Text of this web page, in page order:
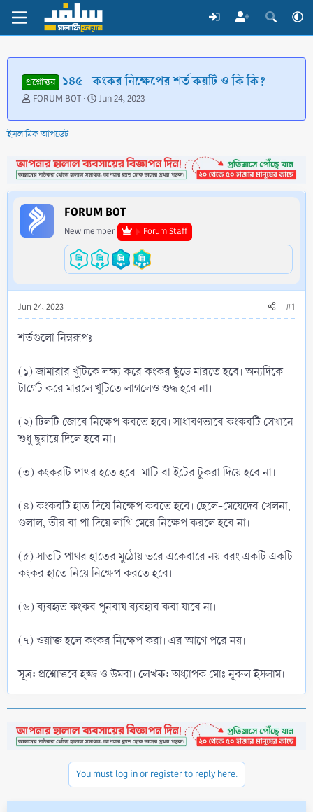
প্রশ্নোত্তর ১৪৫- কংকর নিক্ষেপের শর্ত কয়টি ও কি কি?
T
r
e
d
s
t
a
r
t
FORUM BOT
S
a
d
a
t
e
Jun 24, 2023
ইসলামিক আপডেট
FORUM BOT
New member Forum Staff
Jun 24, 2023 #1
শর্তগুলো নিম্নরূপঃ
(১) জামারার খুঁটিকে লক্ষ্য করে কংকর ছুঁড়ে মারতে হবে। অন্যদিকে
টার্গেট করে মারলে খুঁটিতে লাগলেও শুদ্ধ হবে না।
(২) ঢিলটি জোরে নিক্ষেপ করতে হবে। সাধারণভাবে কংকরটি সেখানে
শুধু ছুয়ায়ে দিলে হবে না।
(৩) কংকরটি পাথর হতে হবে। মাটি বা ইটের টুকরা দিয়ে হবে না।
(৪) কংকরটি হাত দিয়ে নিক্ষেপ করতে হবে। ছেলে-মেয়েদের খেলনা,
গুলাল, তীর বা পা দিয়ে লাথি মেরে নিক্ষেপ করলে হবে না।
(৫) সাতটি পাথর হাতের মুঠোয় ভরে একেবারে নয় বরং একটি একটি
কংকর হাতে নিয়ে নিক্ষেপ করতে হবে।
(৬) ব্যবহৃত কংকর পুনরায় ব্যবহার করা যাবে না।
(৭) ওয়াক্ত হলে কংকর নিক্ষেপ করা। এর আগে পরে নয়।
সূত্র: প্রশ্নোত্তরে হজ্জ ও উমরা। লেখক:অধ্যাপক মোঃ নূরুল ইসলাম।
You must log in or register to reply here.